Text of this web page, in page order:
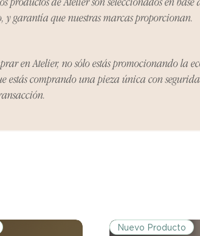
y garantía que nuestras marcas proporcionan.
en Atelier, no sólo estás promocionando la
estás comprando una pieza única con
Nuevo Producto